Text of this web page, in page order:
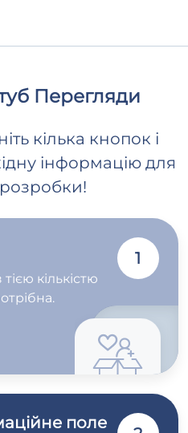
Перегляди
кілька кнопок і
інформацію для
кількістю
1
поле